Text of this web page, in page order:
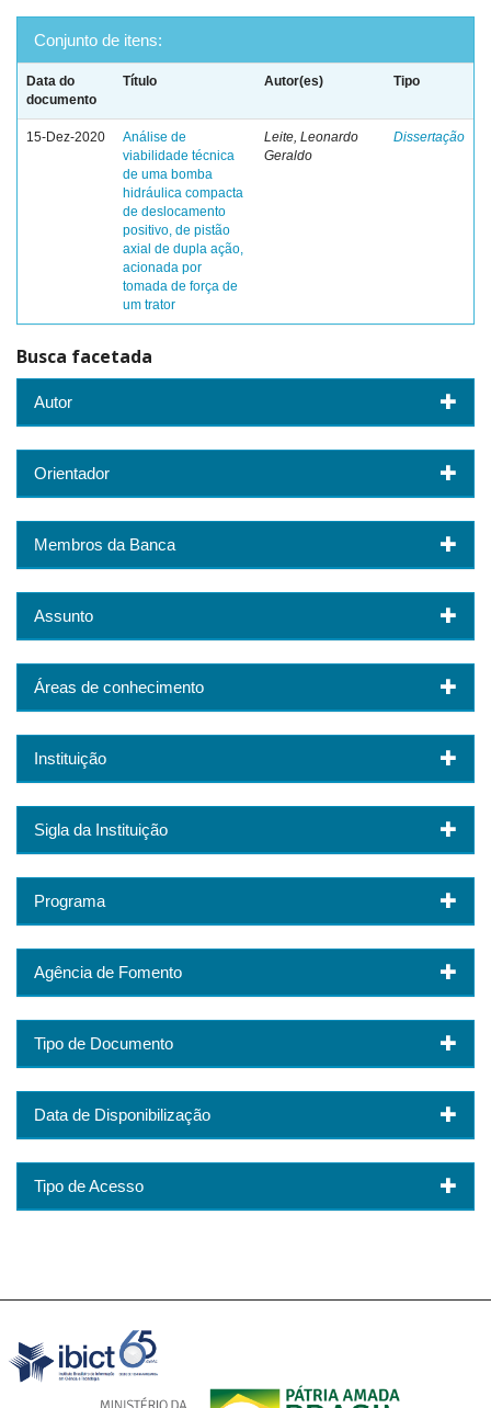
Conjunto de itens:
Data do
documento
Título Autor(es) Tipo
15-Dez-2020
Análise de
viabilidade técnica
de uma bomba
hidráulica compacta
de deslocamento
positivo, de pistão
axial de dupla ação,
acionada por
tomada de força de
um trator
Leite, Leonardo
Geraldo
Dissertação
Busca facetada
Autor
Orientador
Membros da Banca
Assunto
Áreas de conhecimento
Instituição
Sigla da Instituição
Programa
Agência de Fomento
Tipo de Documento
Data de Disponibilização
Tipo de Acesso